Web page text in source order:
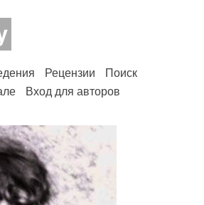
Рецензии
Поиск
Вход для авторов